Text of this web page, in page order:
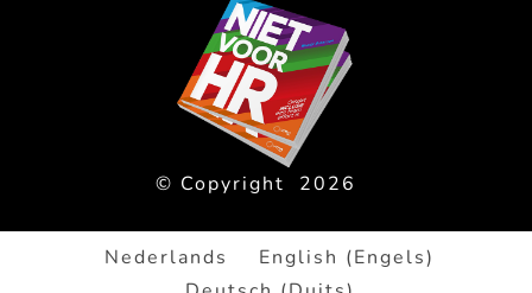
© Copyright 2026
Nederlands English (Engels)